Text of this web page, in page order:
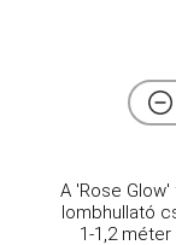
A 'Rose
lombhullató
1-1,2